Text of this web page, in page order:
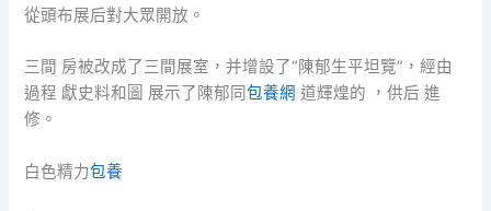
從頭布展后對大眾開放。
三間 房被改成了三間展室，并增設了“陳郁生平坦覽”，經由
過程 獻史料和圖 展示了陳郁同包養網 道輝煌的 ，供后 進
修。
白色精力包養